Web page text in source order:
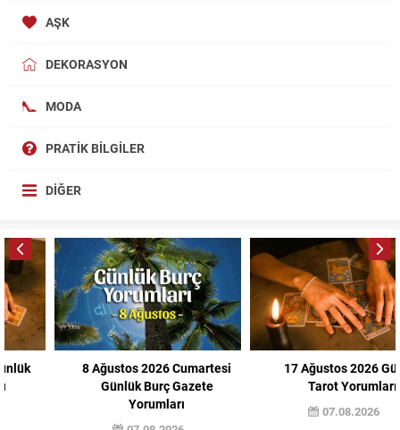
AŞK
DEKORASYON
MODA
PRATIK BILGILER
DIĞER
8 Ağustos 2026 Cumartesi
Günlük Burç Gazete
Yorumları
17 Ağustos 2026 Günlük
Tarot Yorumları
07.08.2026